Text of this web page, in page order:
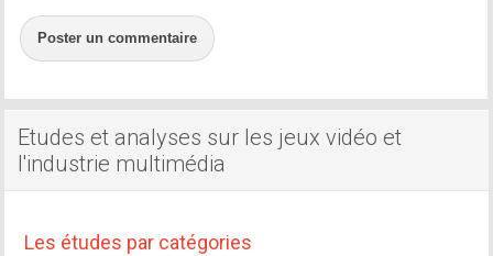
Poster un commentaire
Etudes et analyses sur les jeux vidéo et
l'industrie multimédia
Les études par catégories